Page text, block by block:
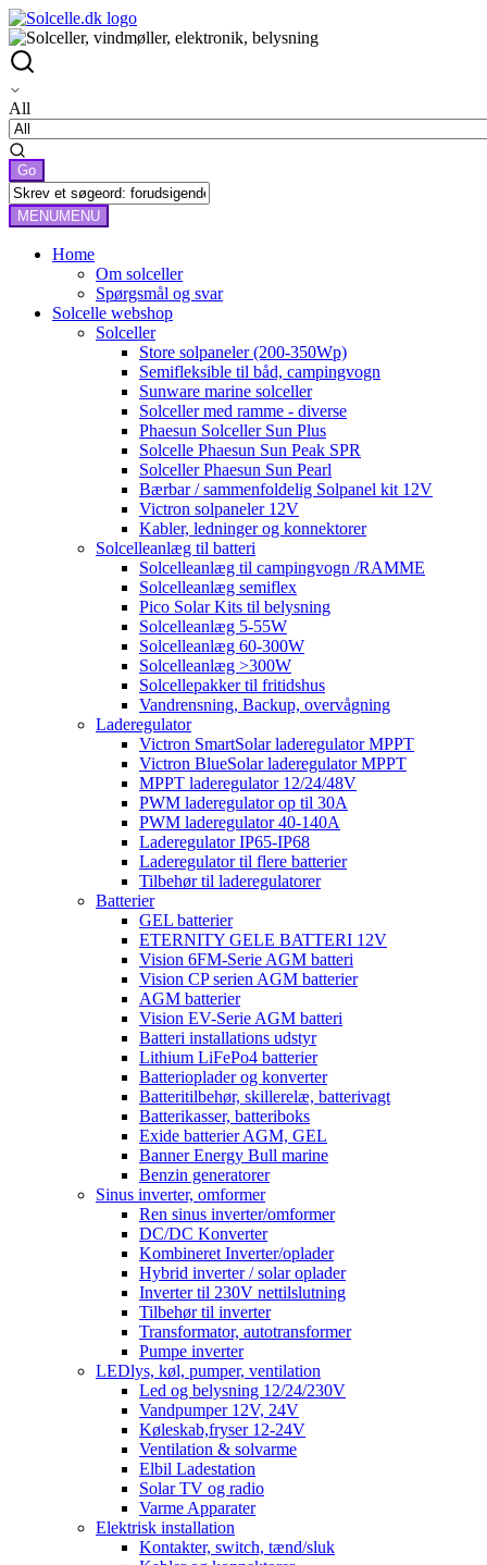
All
MENUMENU
Home
Om solceller
Spørgsmål og svar
Solcelle webshop
Solceller
Store solpaneler (200-350Wp)
Semifleksible til båd, campingvogn
Sunware marine solceller
Solceller med ramme - diverse
Phaesun Solceller Sun Plus
Solcelle Phaesun Sun Peak SPR
Solceller Phaesun Sun Pearl
Bærbar / sammenfoldelig Solpanel kit 12V
Victron solpaneler 12V
Kabler, ledninger og konnektorer
Solcelleanlæg til batteri
Solcelleanlæg til campingvogn /RAMME
Solcelleanlæg semiflex
Pico Solar Kits til belysning
Solcelleanlæg 5-55W
Solcelleanlæg 60-300W
Solcelleanlæg >300W
Solcellepakker til fritidshus
Vandrensning, Backup, overvågning
Laderegulator
Victron SmartSolar laderegulator MPPT
Victron BlueSolar laderegulator MPPT
MPPT laderegulator 12/24/48V
PWM laderegulator op til 30A
PWM laderegulator 40-140A
Laderegulator IP65-IP68
Laderegulator til flere batterier
Tilbehør til laderegulatorer
Batterier
GEL batterier
ETERNITY GELE BATTERI 12V
Vision 6FM-Serie AGM batteri
Vision CP serien AGM batterier
AGM batterier
Vision EV-Serie AGM batteri
Batteri installations udstyr
Lithium LiFePo4 batterier
Batterioplader og konverter
Batteritilbehør, skillerelæ, batterivagt
Batterikasser, batteriboks
Exide batterier AGM, GEL
Banner Energy Bull marine
Benzin generatorer
Sinus inverter, omformer
Ren sinus inverter/omformer
DC/DC Konverter
Kombineret Inverter/oplader
Hybrid inverter / solar oplader
Inverter til 230V nettilslutning
Tilbehør til inverter
Transformator, autotransformer
Pumpe inverter
LEDlys, køl, pumper, ventilation
Led og belysning 12/24/230V
Vandpumper 12V, 24V
Køleskab,fryser 12-24V
Ventilation & solvarme
Elbil Ladestation
Solar TV og radio
Varme Apparater
Elektrisk installation
Kontakter, switch, tænd/sluk